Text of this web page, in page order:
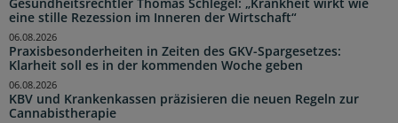
Gesundheitsrechtler Thomas Schlegel: „Krankheit wirkt wie
eine stille Rezession im Inneren der Wirtschaft“
Praxisbesonderheiten in Zeiten des GKV-Spargesetzes:
Klarheit soll es in der kommenden Woche geben
06.08.2026
KBV und Krankenkassen präzisieren die neuen Regeln zur
Cannabistherapie
06.08.2026